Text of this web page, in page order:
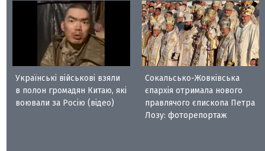
Українські військові взяли
в полон громадян Китаю, які
воювали за Росію (відео)
Сокальсько-Жовківська
єпархія отримала нового
правлячого єпископа Петра
Лозу: фоторепортаж